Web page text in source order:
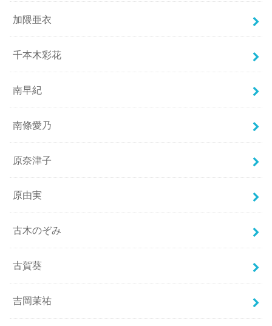
加隈亜衣
千本木彩花
南早紀
南條愛乃
原奈津子
原由実
古木のぞみ
古賀葵
吉岡茉祐